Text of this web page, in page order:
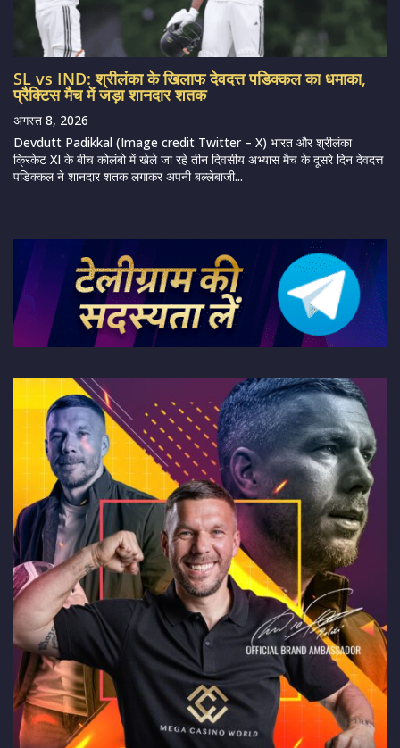
SL vs IND: श्रीलंका के खिलाफ देवदत्त पडिक्कल का धमाका,
प्रैक्टिस मैच में जड़ा शानदार शतक
अगस्त 8, 2026
Devdutt Padikkal (Image credit Twitter – X) भारत और श्रीलंका
क्रिकेट XI के बीच कोलंबो में खेले जा रहे तीन दिवसीय अभ्यास मैच के दूसरे दिन देवदत्त
पडिक्कल ने शानदार शतक लगाकर अपनी बल्लेबाजी...